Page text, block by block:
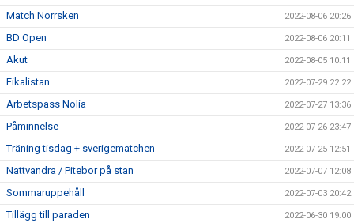
Match Norrsken 2022-08-06 20:26
BD Open 2022-08-06 20:11
Akut 2022-08-05 10:11
Fikalistan 2022-07-29 22:22
Arbetspass Nolia 2022-07-27 13:36
Påminnelse 2022-07-26 23:47
Träning tisdag + sverigematchen 2022-07-25 12:51
Nattvandra / Pitebor på stan 2022-07-07 12:08
Sommaruppehåll 2022-07-03 20:42
Tillägg till paraden 2022-06-30 19:00